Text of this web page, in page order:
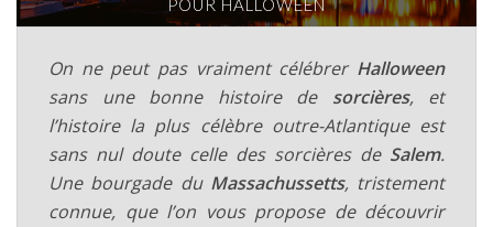
POUR HALLOWEEN
On ne peut pas vraiment célébrer Halloween
sans une bonne histoire de sorcières, et
l’histoire la plus célèbre outre-Atlantique est
sans nul doute celle des sorcières de Salem.
Une bourgade du Massachussetts, tristement
connue, que l’on vous propose de découvrir